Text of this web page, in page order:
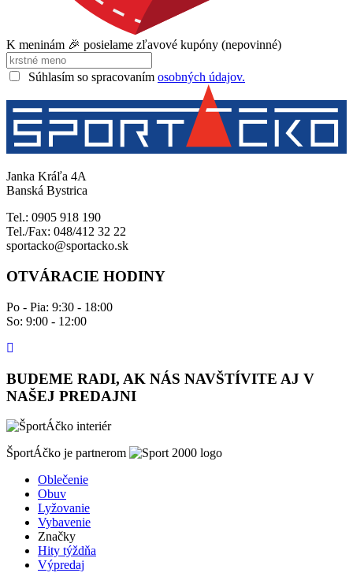
K meninám 🎉 posielame zľavové kupóny (nepovinné)
Súhlasím so spracovaním osobných údajov.
Janka Kráľa 4A
Banská Bystrica
Tel.: 0905 918 190
Tel./Fax: 048/412 32 22
sportacko@sportacko.sk
OTVÁRACIE HODINY
Po - Pia: 9:30 - 18:00
So: 9:00 - 12:00
BUDEME RADI, AK NÁS NAVŠTÍVITE AJ V
NAŠEJ PREDAJNI
ŠportÁčko je partnerom
Oblečenie
Obuv
Lyžovanie
Vybavenie
Značky
Hity týždňa
Výpredaj